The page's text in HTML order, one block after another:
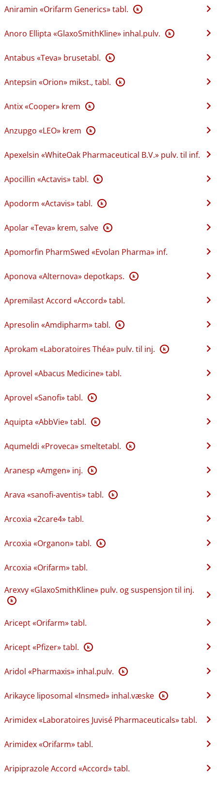
Aniramin «Orifarm Generics» tabl. K
Anoro Ellipta «GlaxoSmithKline» inhal.pulv. K
Antabus «Teva» brusetabl. K
Antepsin «Orion» mikst., tabl. K
Antix «Cooper» krem K
Anzupgo «LEO» krem K
Apexelsin «WhiteOak Pharmaceutical B.V.» pulv. til inf.
Apocillin «Actavis» tabl. K
Apodorm «Actavis» tabl. K
Apolar «Teva» krem, salve K
Apomorfin PharmSwed «Evolan Pharma» inf.
Aponova «Alternova» depotkaps. K
Apremilast Accord «Accord» tabl.
Apresolin «Amdipharm» tabl. K
Aprokam «Laboratoires Théa» pulv. til inj. K
Aprovel «Abacus Medicine» tabl.
Aprovel «Sanofi» tabl. K
Aquipta «AbbVie» tabl. K
Aqumeldi «Proveca» smeltetabl. K
Aranesp «Amgen» inj. K
Arava «sanofi-aventis» tabl. K
Arcoxia «2care4» tabl.
Arcoxia «Organon» tabl. K
Arcoxia «Orifarm» tabl.
Arexvy «GlaxoSmithKline» pulv. og suspensjon til inj.
K
Aricept «Orifarm» tabl.
Aricept «Pfizer» tabl. K
Aridol «Pharmaxis» inhal.pulv. K
Arikayce liposomal «Insmed» inhal.væske K
Arimidex «Laboratoires Juvisé Pharmaceuticals» tabl.
Arimidex «Orifarm» tabl.
Aripiprazole Accord «Accord» tabl.